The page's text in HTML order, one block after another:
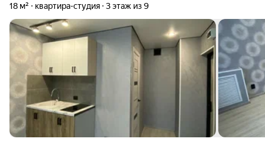
18 м² квартира-студия 3 этаж из 9